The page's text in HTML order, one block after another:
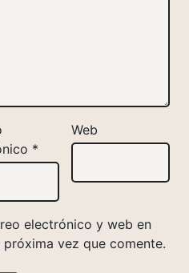
*
Web
electrónico y web en
vez que comente.